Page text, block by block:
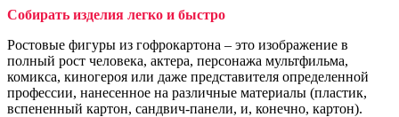
Собирать изделия легко и быстро
Ростовые фигуры из гофрокартона – это изображение в
полный рост человека, актера, персонажа мультфильма,
комикса, киногероя или даже представителя определенной
профессии, нанесенное на различные материалы (пластик,
вспененный картон, сандвич-панели, и, конечно, картон).